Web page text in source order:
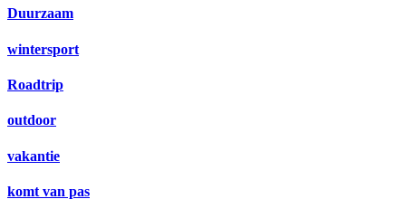
Duurzaam
wintersport
Roadtrip
outdoor
vakantie
komt van pas